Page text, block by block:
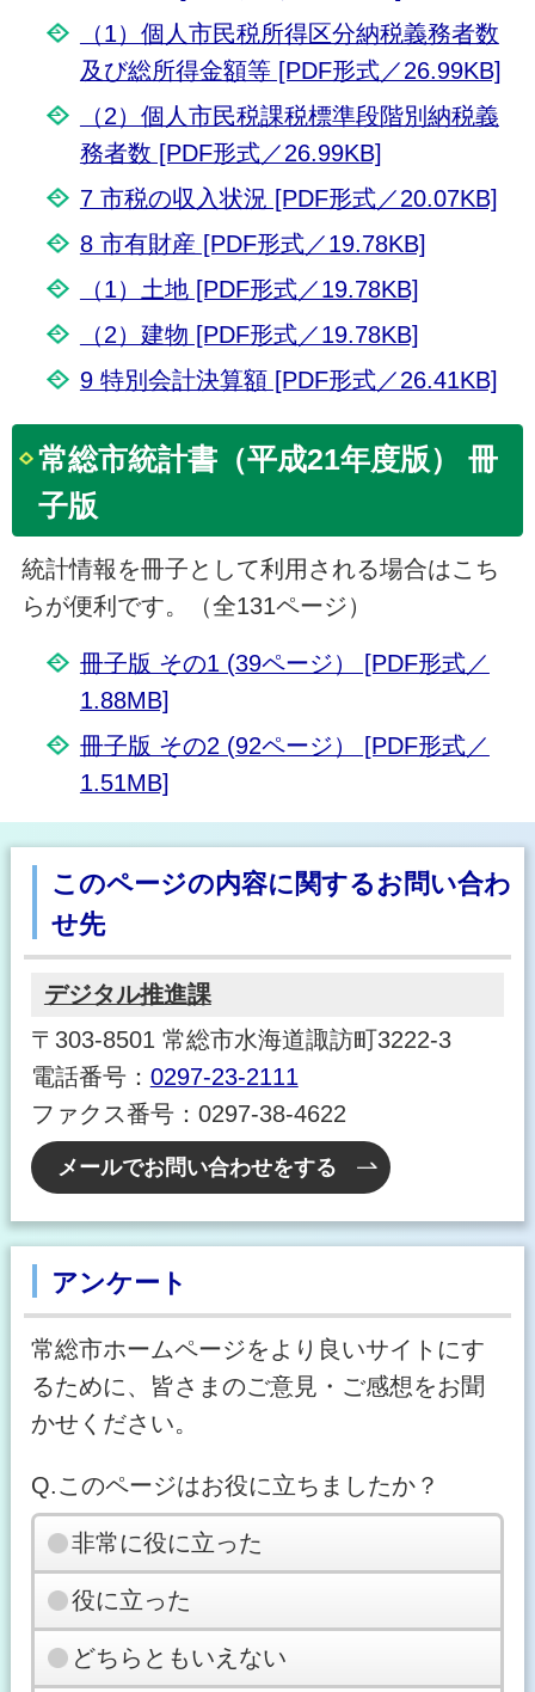
（1）個人市民税所得区分納税義務者数
及び総所得金額等 [PDF形式／26.99KB]
（2）個人市民税課税標準段階別納税義
務者数 [PDF形式／26.99KB]
7 市税の収入状況 [PDF形式／20.07KB]
8 市有財産 [PDF形式／19.78KB]
（1）土地 [PDF形式／19.78KB]
（2）建物 [PDF形式／19.78KB]
9 特別会計決算額 [PDF形式／26.41KB]
常総市統計書（平成21年度版） 冊
子版
統計情報を冊子として利用される場合はこち
らが便利です。（全131ページ）
冊子版 その1 (39ページ） [PDF形式／
1.88MB]
冊子版 その2 (92ページ） [PDF形式／
1.51MB]
このページの内容に関するお問い合わ
せ先
デジタル推進課
〒303-8501 常総市水海道諏訪町3222-3
電話番号： 0297-23-2111
ファクス番号：0297-38-4622
メールでお問い合わせをする
アンケート
常総市ホームページをより良いサイトにす
るために、皆さまのご意見・ご感想をお聞
かせください。
Q.このページはお役に立ちましたか？
非常に役に立った
役に立った
どちらともいえない